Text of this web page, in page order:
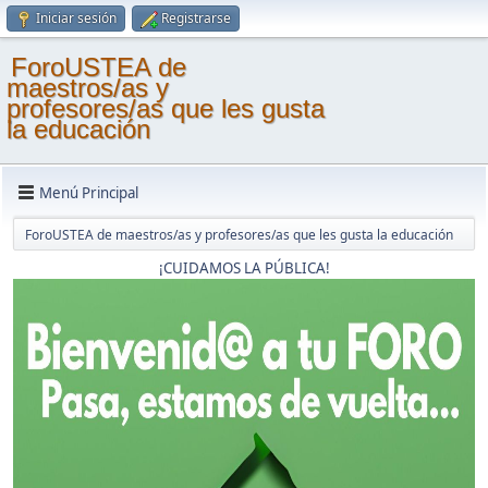
Iniciar sesión Registrarse
ForoUSTEA de
maestros/as y
profesores/as que les gusta
la educación
Menú Principal
ForoUSTEA de maestros/as y profesores/as que les gusta la educación
¡CUIDAMOS LA PÚBLICA!